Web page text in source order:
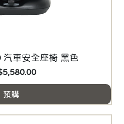
車安全座椅 黑色
預購